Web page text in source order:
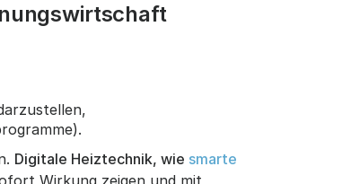
Digitale Heiztechnik, wie smarte
Wirkung zeigen und mit